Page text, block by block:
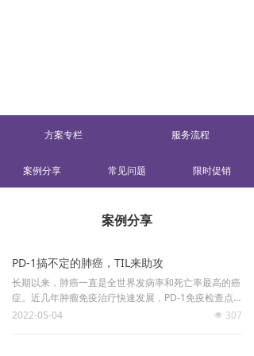
案例分享
方案专栏 服务流程
案例分享 常见问题 限时促销
PD-1搞不定的肺癌，TIL来助攻
长期以来，肺癌一直是全世界发病率和死亡率最高的癌
症。近几年肿瘤免疫治疗快速发展，PD-1免疫检查点
抑制剂振奋人心的临床效果为实体瘤患者重新带来崭新
넶 307
2022-05-04